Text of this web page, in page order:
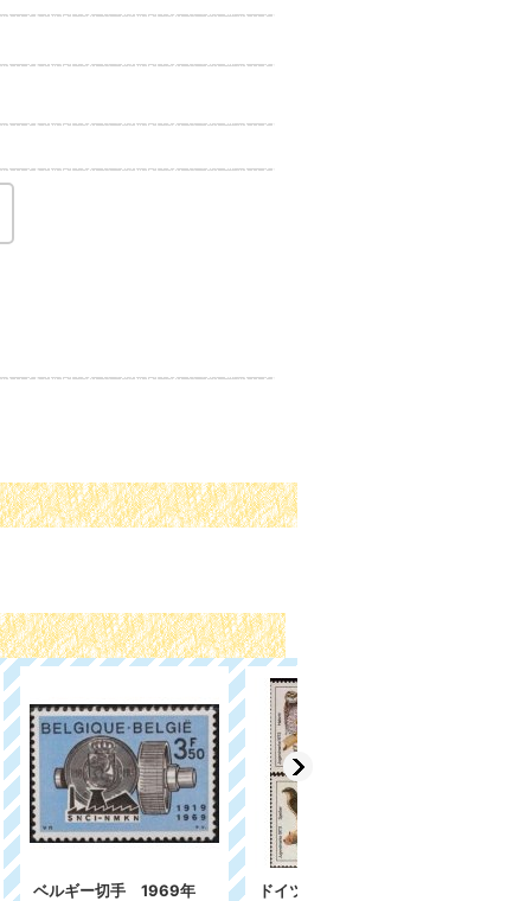
手 19
カナダ切手 1982年 ト